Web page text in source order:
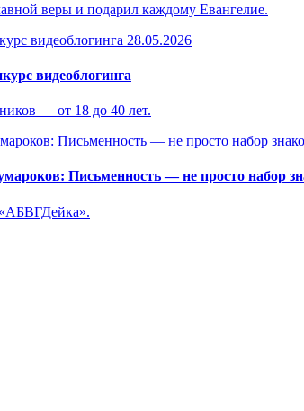
веры и подарил каждому Евангелие.
28.05.2026
видеоблогинга
— от 18 до 40 лет.
Письменность — не просто набор